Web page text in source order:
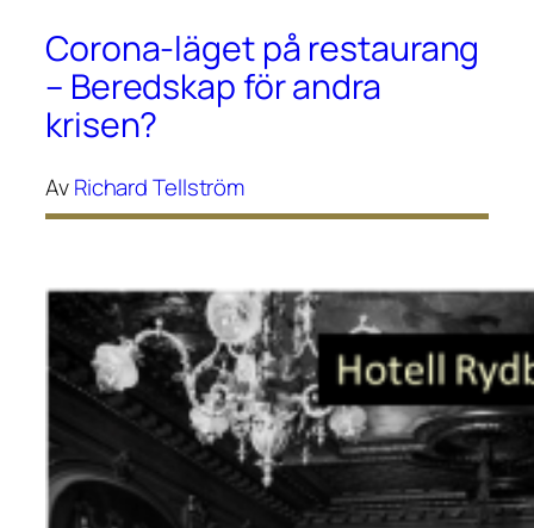
Corona-läget på restaurang
– Beredskap för andra
krisen?
AvRichard Tellström